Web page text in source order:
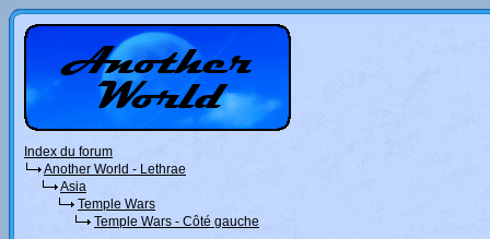
Index du forum
Another World - Lethrae
Asia
Temple Wars
Temple Wars - Côté gauche